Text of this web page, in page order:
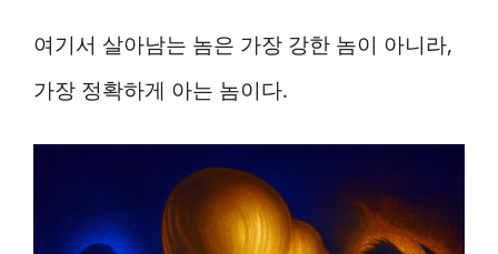
여기서 살아남는 놈은 가장 강한 놈이 아니라,
가장 정확하게 아는 놈이다.